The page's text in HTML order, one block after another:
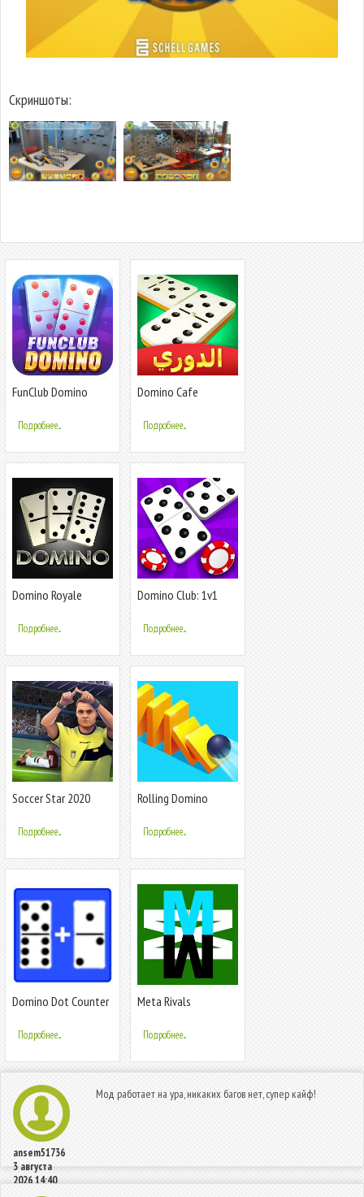
Скриншоты:
FunClub Domino
Подробнее...
Domino Cafe
Подробнее...
Domino Royale
Подробнее...
Domino Club: 1v1
Подробнее...
Soccer Star 2020
World Star Cup
Подробнее...
Rolling Domino
Подробнее...
Domino Dot Counter
Подробнее...
Meta Rivals
Подробнее...
ansem51736
3 августа
2026 14:40
Мод работает на ура, никаких багов нет, супер кайф!